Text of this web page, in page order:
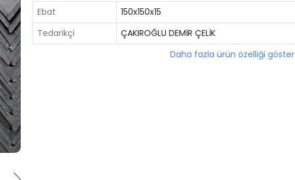
Ebat
150x150x15
Tedarikçi
ÇAKIROĞLU DEMİR ÇELİK
Daha fazla ürün özelliği göster